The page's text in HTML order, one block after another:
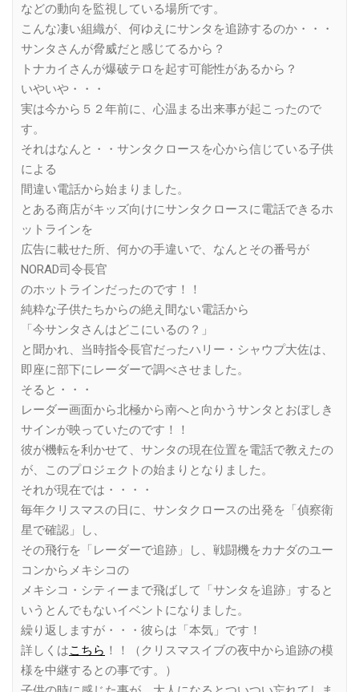
などの動向を監視している場所です。
こんな凄い組織が、何ゆえにサンタを追跡するのか・・・
サンタさんが脅威だと感じてるから？
トナカイさんが爆破テロを起す可能性があるから？
いやいや・・・
実は今から５２年前に、心温まる出来事が起こったので
す。
それはなんと・・サンタクロースを心から信じている子供
による
間違い電話から始まりました。
とある商店がキッズ向けにサンタクロースに電話できるホ
ットラインを
広告に載せた所、何かの手違いで、なんとその番号が
NORAD司令長官
のホットラインだったのです！！
純粋な子供たちからの絶え間ない電話から
「今サンタさんはどこにいるの？」
と聞かれ、当時指令長官だったハリー・シャウプ大佐は、
即座に部下にレーダーで調べさせました。
そると・・・
レーダー画面から北極から南へと向かうサンタとおぼしき
サインが映っていたのです！！
彼が機転を利かせて、サンタの現在位置を電話で教えたの
が、このプロジェクトの始まりとなりました。
それが現在では・・・・
毎年クリスマスの日に、サンタクロースの出発を「偵察衛
星で確認」し、
その飛行を「レーダーで追跡」し、戦闘機をカナダのユー
コンからメキシコの
メキシコ・シティーまで飛ばして「サンタを追跡」すると
いうとんでもないイベントになりました。
繰り返しますが・・・彼らは「本気」です！
詳しくはこちら ！！（クリスマスイブの夜中から追跡の模
様を中継するとの事です。）